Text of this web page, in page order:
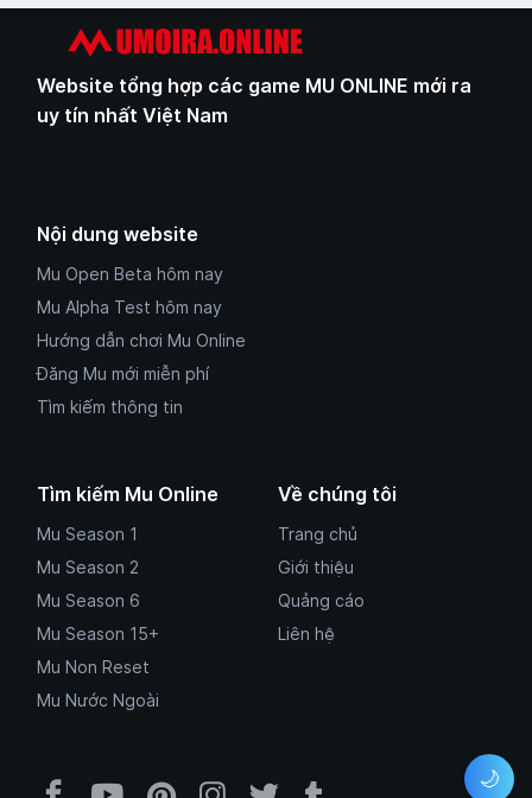
🌙
Website tổng hợp các game MU ONLINE mới ra
uy tín nhất Việt Nam
Nội dung website
Mu Open Beta hôm nay
Mu Alpha Test hôm nay
Hướng dẫn chơi Mu Online
Đăng Mu mới miễn phí
Tìm kiếm thông tin
Tìm kiếm Mu Online
Mu Season 1
Mu Season 2
Mu Season 6
Mu Season 15+
Mu Non Reset
Mu Nước Ngoài
Về chúng tôi
Trang chủ
Giới thiệu
Quảng cáo
Liên hệ